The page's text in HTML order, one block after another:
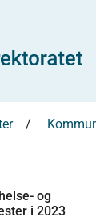
og
i 2023